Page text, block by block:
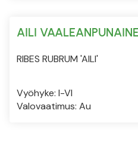
AILI
RIBES RUBRUM 'AILI'
Vyöhyke: I-VI
Valovaatimus: Au